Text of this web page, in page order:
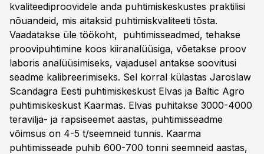
kvaliteediproovidele anda puhtimiskeskustes praktilisi
nõuandeid, mis aitaksid puhtimiskvaliteeti tõsta.
Vaadatakse üle töökoht, puhtimisseadmed, tehakse
proovipuhtimine koos kiiranalüüsiga, võetakse proov
laboris analüüsimiseks, vajadusel antakse soovitusi
seadme kalibreerimiseks. Sel korral külastas Jaroslaw
Scandagra Eesti puhtimiskeskust Elvas ja Baltic Agro
puhtimiskeskust Kaarmas. Elvas puhitakse 3000-4000
teravilja- ja rapsiseemet aastas, puhtimisseadme
võimsus on 4-5 t/seemneid tunnis. Kaarma
puhtimisseade puhib 600-700 tonni seemneid aastas,